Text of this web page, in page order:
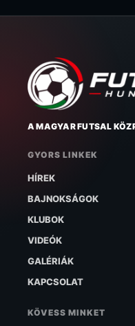
A MAGYAR FUTSAL
GYORS LINKEK
HÍREK
BAJNOKSÁGOK
KLUBOK
VIDEÓK
GALÉRIÁK
KAPCSOLAT
KÖVESS MINKET